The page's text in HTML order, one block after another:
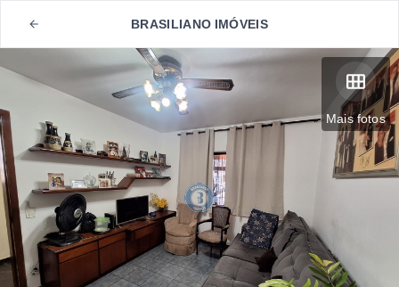
BRASILIANO IMÓVEIS
Mais fotos